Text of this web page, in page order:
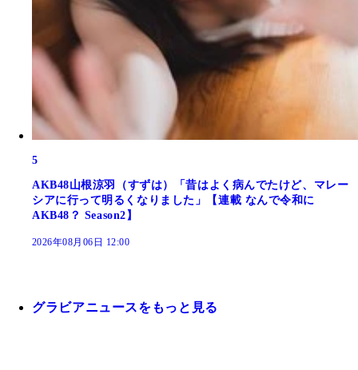
5
AKB48山根涼羽（すずは）「昔はよく病んでたけど、マレー
シアに行って明るくなりました」【連載 なんで令和に
AKB48？ Season2】
2026年08月06日 12:00
グラビアニュースをもっと見る